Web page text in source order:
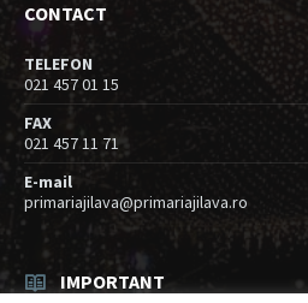
CONTACT
TELEFON
021 457 01 15
FAX
021 457 11 71
E-mail
primariajilava@primariajilava.ro
IMPORTANT